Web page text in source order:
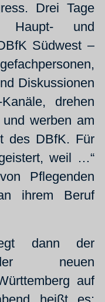
Drei Tage
und
Südwest –
Diskussionen
drehen
werben am
des DBfK. Für
weil …“
Pflegenden
ihrem Beruf
dann der
der neuen
auf